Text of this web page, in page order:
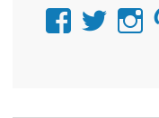
Ver Ver